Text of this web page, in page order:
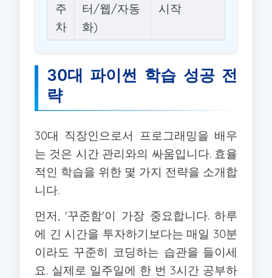
주
차
터/웹/자동
화)
시작
30대 파이썬 학습 성공 전
략
30대 직장인으로서 프로그래밍을 배우
는 것은 시간 관리와의 싸움입니다. 효율
적인 학습을 위한 몇 가지 전략을 소개합
니다.
먼저, '꾸준함'이 가장 중요합니다. 하루
에 긴 시간을 투자하기보다는 매일 30분
이라도 꾸준히 코딩하는 습관을 들이세
요. 실제로 일주일에 한 번 3시간 공부하